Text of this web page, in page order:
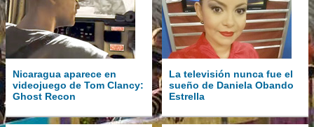
Nicaragua aparece en
videojuego de Tom Clancy:
Ghost Recon
La televisión nunca fue el
sueño de Daniela Obando
Estrella